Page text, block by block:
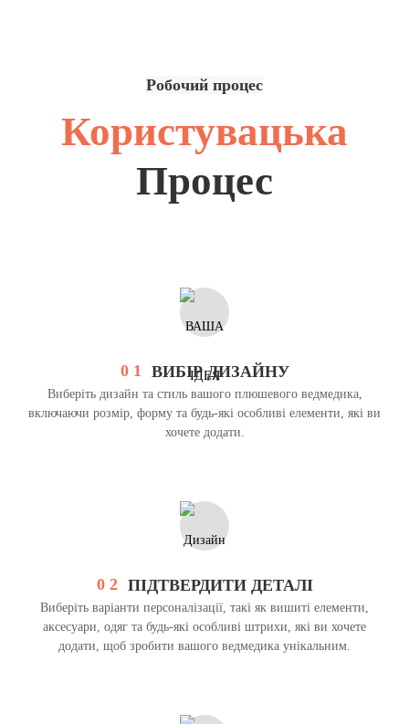
Робочий процес
Користувацька
Процес
0 1 ВИБІР ДИЗАЙНУ
Виберіть дизайн та стиль вашого плюшевого ведмедика,
включаючи розмір, форму та будь-які особливі елементи, які ви
хочете додати.
0 2 ПІДТВЕРДИТИ ДЕТАЛІ
Виберіть варіанти персоналізації, такі як вишиті елементи,
аксесуари, одяг та будь-які особливі штрихи, які ви хочете
додати, щоб зробити вашого ведмедика унікальним.